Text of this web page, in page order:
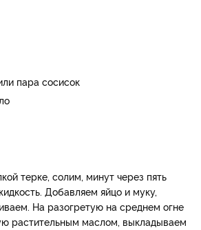
пара сосисок
терке, солим, минут через пять
Добавляем яйцо и муку,
На разогретую на среднем огне
растительным маслом, выкладываем